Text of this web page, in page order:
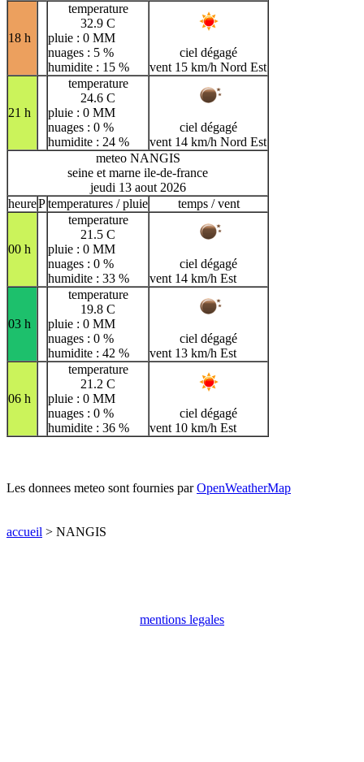
18 h
temperature
32.9 C
pluie : 0 MM
nuages : 5 %
humidite : 15 %
ciel dégagé
vent 15 km/h Nord Est
21 h
temperature
24.6 C
pluie : 0 MM
nuages : 0 %
humidite : 24 %
ciel dégagé
vent 14 km/h Nord Est
meteo NANGIS
seine et marne ile-de-france
jeudi 13 aout 2026
heurePtemperatures / pluie temps / vent
00 h
temperature
21.5 C
pluie : 0 MM
nuages : 0 %
humidite : 33 %
ciel dégagé
vent 14 km/h Est
03 h
temperature
19.8 C
pluie : 0 MM
nuages : 0 %
humidite : 42 %
ciel dégagé
vent 13 km/h Est
06 h
temperature
21.2 C
pluie : 0 MM
nuages : 0 %
humidite : 36 %
ciel dégagé
vent 10 km/h Est
Les donnees meteo sont fournies parOpenWeatherMap
accueil > NANGIS
mentions legales